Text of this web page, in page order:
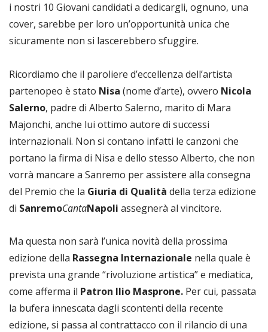
i nostri 10 Giovani candidati a dedicargli, ognuno, una
cover, sarebbe per loro un’opportunità unica che
sicuramente non si lascerebbero sfuggire.
Ricordiamo che il paroliere d’eccellenza dell’artista
partenopeo è stato Nisa (nome d’arte), ovvero Nicola
Salerno, padre di Alberto Salerno, marito di Mara
Majonchi, anche lui ottimo autore di successi
internazionali. Non si contano infatti le canzoni che
portano la firma di Nisa e dello stesso Alberto, che non
vorrà mancare a Sanremo per assistere alla consegna
del Premio che la Giuria di Qualità della terza edizione
di SanremoCantaNapoli assegnerà al vincitore.
Ma questa non sarà l’unica novità della prossima
edizione della Rassegna Internazionale nella quale è
prevista una grande “rivoluzione artistica” e mediatica,
come afferma il Patron Ilio Masprone. Per cui, passata
la bufera innescata dagli scontenti della recente
edizione, si passa al contrattacco con il rilancio di una